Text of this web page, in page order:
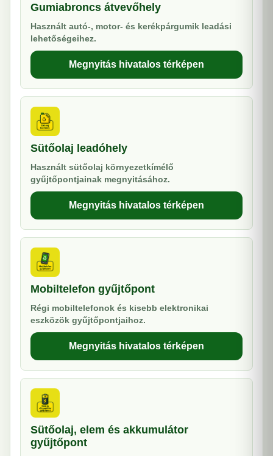
Gumiabroncs átvevőhely
Használt autó-, motor- és kerékpárgumik leadási
lehetőségeihez.
Megnyitás hivatalos térképen
Sütőolaj leadóhely
Használt sütőolaj környezetkímélő
gyűjtőpontjainak megnyitásához.
Megnyitás hivatalos térképen
Mobiltelefon gyűjtőpont
Régi mobiltelefonok és kisebb elektronikai
eszközök gyűjtőpontjaihoz.
Megnyitás hivatalos térképen
Sütőolaj, elem és akkumulátor
gyűjtőpont